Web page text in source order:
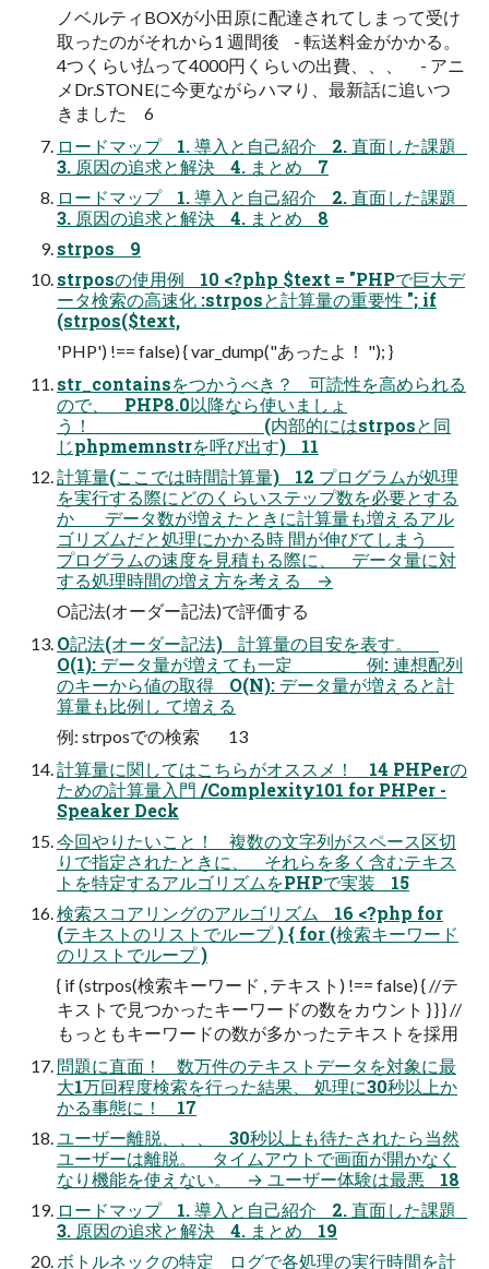
ノベルティBOXが小田原に配達されてしまって受け
取ったのがそれから1 週間後 - 転送料金がかかる。
4つくらい払って4000円くらいの出費、、、 - アニ
メDr.STONEに今更ながらハマり、最新話に追いつ
きました 6
ロードマップ 1. 導入と自己紹介 2. 直面した課題
3. 原因の追求と解決 4. まとめ 7
ロードマップ 1. 導入と自己紹介 2. 直面した課題
3. 原因の追求と解決 4. まとめ 8
strpos 9
strposの使用例 10 <?php $text = "PHPで巨大デ
ータ検索の高速化 :strposと計算量の重要性 "; if
(strpos($text,
'PHP') !== false) { var_dump("あったよ！ "); }
str_containsをつかうべき？ 可読性を高められる
ので、 PHP8.0以降なら使いましょ
う！ (内部的にはstrposと同
じphpmemnstrを呼び出す) 11
計算量(ここでは時間計算量) 12 プログラムが処理
を実行する際にどのくらいステップ数を必要とする
か データ数が増えたときに計算量も増えるアル
ゴリズムだと処理にかかる時 間が伸びてしまう
プログラムの速度を見積もる際に、 データ量に対
する処理時間の増え方を考える →
O記法(オーダー記法)で評価する
O記法(オーダー記法) 計算量の目安を表す。
O(1): データ量が増えても一定 例: 連想配列
のキーから値の取得 O(N): データ量が増えると計
算量も比例し て増える
例: strposでの検索 13
計算量に関してはこちらがオススメ！ 14 PHPerの
ための計算量入門 /Complexity101 for PHPer -
Speaker Deck
今回やりたいこと！ 複数の文字列がスペース区切
りで指定されたときに、 それらを多く含むテキス
トを特定するアルゴリズムをPHPで実装 15
検索スコアリングのアルゴリズム 16 <?php for
(テキストのリストでループ ) { for (検索キーワード
のリストでループ )
{ if (strpos(検索キーワード , テキスト) !== false) { //テ
キストで見つかったキーワードの数をカウント } } } //
もっともキーワードの数が多かったテキストを採用
問題に直面！ 数万件のテキストデータを対象に最
大1万回程度検索を行った結果、 処理に30秒以上か
かる事態に！ 17
ユーザー離脱、、、 30秒以上も待たされたら当然
ユーザーは離脱。 タイムアウトで画面が開かなく
なり機能を使えない。 → ユーザー体験は最悪 18
ロードマップ 1. 導入と自己紹介 2. 直面した課題
3. 原因の追求と解決 4. まとめ 19
ボトルネックの特定 ログで各処理の実行時間を計